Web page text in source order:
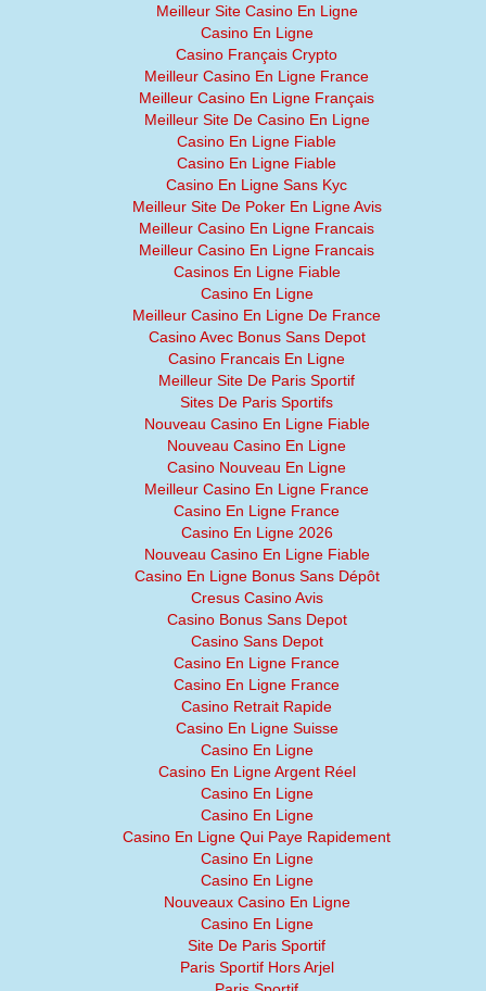
Meilleur Site Casino En Ligne
Casino En Ligne
Casino Français Crypto
Meilleur Casino En Ligne France
Meilleur Casino En Ligne Français
Meilleur Site De Casino En Ligne
Casino En Ligne Fiable
Casino En Ligne Fiable
Casino En Ligne Sans Kyc
Meilleur Site De Poker En Ligne Avis
Meilleur Casino En Ligne Francais
Meilleur Casino En Ligne Francais
Casinos En Ligne Fiable
Casino En Ligne
Meilleur Casino En Ligne De France
Casino Avec Bonus Sans Depot
Casino Francais En Ligne
Meilleur Site De Paris Sportif
Sites De Paris Sportifs
Nouveau Casino En Ligne Fiable
Nouveau Casino En Ligne
Casino Nouveau En Ligne
Meilleur Casino En Ligne France
Casino En Ligne France
Casino En Ligne 2026
Nouveau Casino En Ligne Fiable
Casino En Ligne Bonus Sans Dépôt
Cresus Casino Avis
Casino Bonus Sans Depot
Casino Sans Depot
Casino En Ligne France
Casino En Ligne France
Casino Retrait Rapide
Casino En Ligne Suisse
Casino En Ligne
Casino En Ligne Argent Réel
Casino En Ligne
Casino En Ligne
Casino En Ligne Qui Paye Rapidement
Casino En Ligne
Casino En Ligne
Nouveaux Casino En Ligne
Casino En Ligne
Site De Paris Sportif
Paris Sportif Hors Arjel